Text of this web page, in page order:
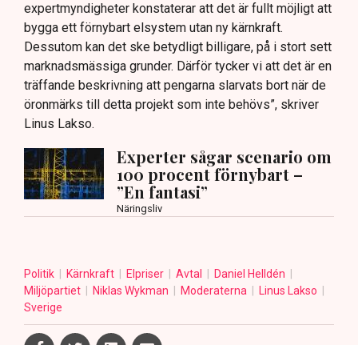
expertmyndigheter konstaterar att det är fullt möjligt att
bygga ett förnybart elsystem utan ny kärnkraft.
Dessutom kan det ske betydligt billigare, på i stort sett
marknadsmässiga grunder. Därför tycker vi att det är en
träffande beskrivning att pengarna slarvats bort när de
öronmärks till detta projekt som inte behövs”, skriver
Linus Lakso.
Experter sågar scenario om
100 procent förnybart –
”En fantasi”
Näringsliv
Politik Kärnkraft Elpriser Avtal
Daniel Helldén
Miljöpartiet
Niklas Wykman Moderaterna
Linus Lakso
Sverige